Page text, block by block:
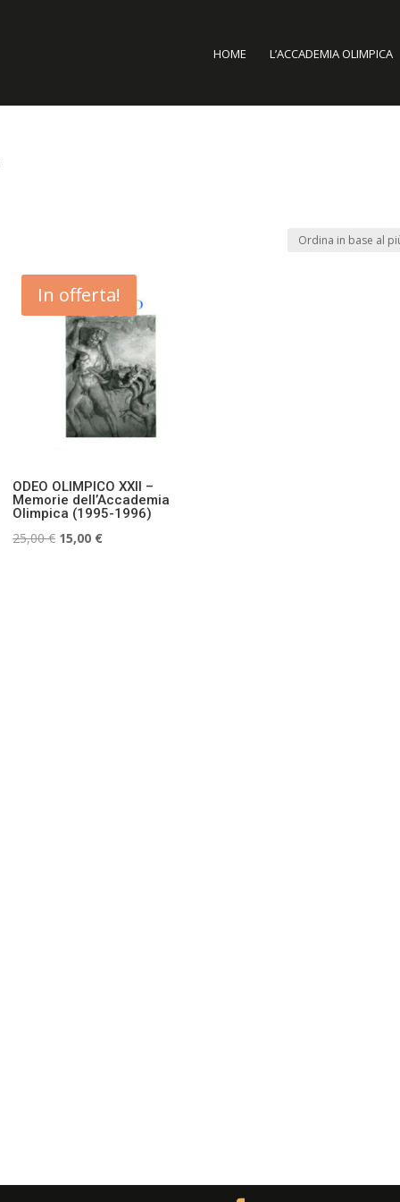
HOME L’ACCADEMIA OLIMPICA
In offerta!
ODEO OLIMPICO XXII –
Memorie dell’Accademia
Olimpica (1995-1996)
25,00€ Il
15,00 €Il